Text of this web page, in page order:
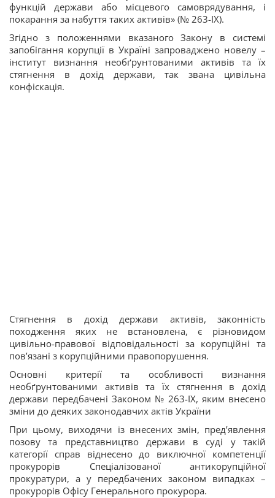
функцій держави або місцевого самоврядування, і
покарання за набуття таких активів» (№ 263-IX).
Згідно з положеннями вказаного Закону в системі
запобігання корупції в Україні запроваджено новелу –
інститут визнання необґрунтованими активів та їх
стягнення в дохід держави, так звана цивільна
конфіскація.
Стягнення в дохід держави активів, законність
походження яких не встановлена, є різновидом
цивільно-правової відповідальності за корупційні та
пов’язані з корупційними правопорушення.
Основні критерії та особливості визнання
необґрунтованими активів та їх стягнення в дохід
держави передбачені Законом № 263-IX, яким внесено
зміни до деяких законодавчих актів України
При цьому, виходячи із внесених змін, пред’явлення
позову та представництво держави в суді у такій
категорії справ віднесено до виключної компетенції
прокурорів Спеціалізованої антикорупційної
прокуратури, а у передбачених законом випадках –
прокурорів Офісу Генерального прокурора.